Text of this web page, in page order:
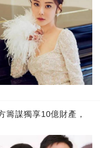
籌謀獨享10億財產，